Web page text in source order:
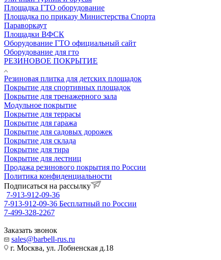
Площадка ГТО оборудование
Площадка по приказу Министерства Спорта
Параворкаут
Площадки ВФСК
Оборудование ГТО официальный сайт
Оборудование для гто
РЕЗИНОВОЕ ПОКРЫТИЕ
Резиновая плитка для детских площадок
Покрытие для спортивных площадок
Покрытие для тренажерного зала
Модульное покрытие
Покрытие для террасы
Покрытие для гаража
Покрытие для садовых дорожек
Покрытие для склада
Покрытие для тира
Покрытие для лестниц
Продажа резинового покрытия по России
Политика конфиденциальности
Подписаться на рассылку
7-913-912-09-36
7-913-912-09-36 Бесплатный по России
7-499-328-2267
Заказать звонок
sales@barbell-rus.ru
г. Москва, ул. Лобненская д.18